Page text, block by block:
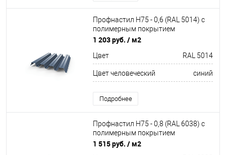
Профнастил Н75 - 0,6 (RAL 5014) с
полимерным покрытием
(полиэстер)
1 203 руб. / м2
Цвет RAL 5014
Цвет человеческий синий
Подробнее
Профнастил Н75 - 0,8 (RAL 6038) с
полимерным покрытием
(полиэстер)
1 515 руб. / м2